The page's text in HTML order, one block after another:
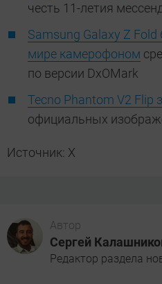
честь 11-летия
Samsung Galaxy Z
мире камерофоном
по версии DxOMark
Tecno Phantom V2 Flip
официальных
Источник: X
Автор
Сергей
Редактор раздела